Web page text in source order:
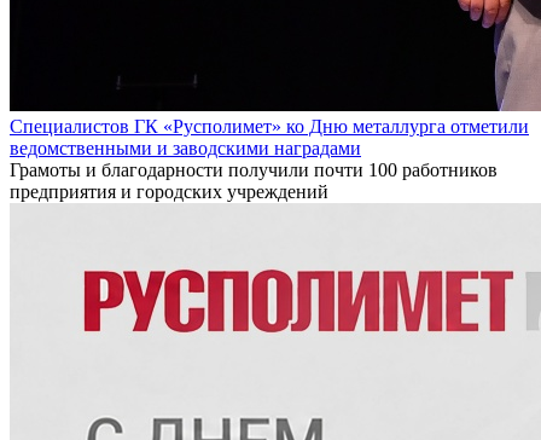
Специалистов ГК «Русполимет» ко Дню металлурга отметили
ведомственными и заводскими наградами
Грамоты и благодарности получили почти 100 работников
предприятия и городских учреждений